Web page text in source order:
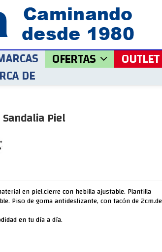
OFERTAS OUTLET
DE
Piel
en piel,cierre con hebilla ajustable. Plantilla
Piso de goma antideslizante, con tacón de 2cm.de
en tu día a día.